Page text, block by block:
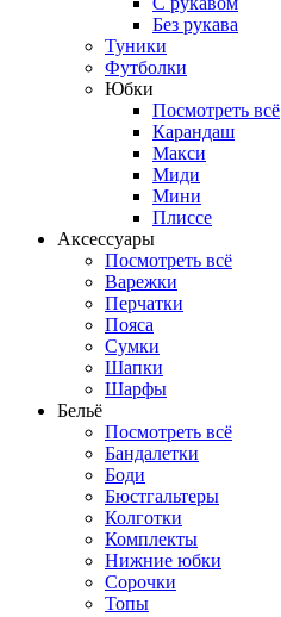
Без рукава
Туники
Футболки
Юбки
Посмотреть всё
Карандаш
Макси
Миди
Мини
Плиссе
Аксессуары
Посмотреть всё
Варежки
Перчатки
Пояса
Сумки
Шапки
Шарфы
Бельё
Посмотреть всё
Бандалетки
Боди
Бюстгальтеры
Колготки
Комплекты
Нижние юбки
Сорочки
Топы